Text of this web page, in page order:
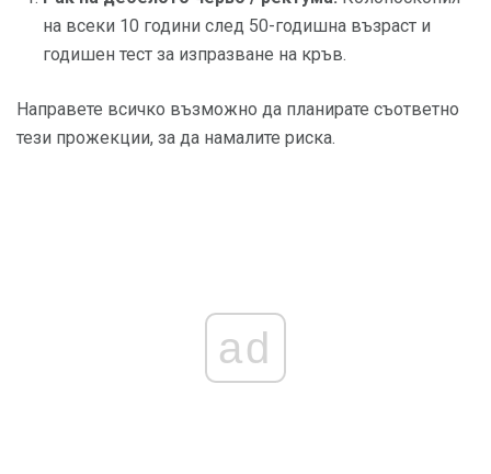
на всеки 10 години след 50-годишна възраст и
годишен тест за изпразване на кръв.
Направете всичко възможно да планирате съответно
тези прожекции, за да намалите риска.
ad